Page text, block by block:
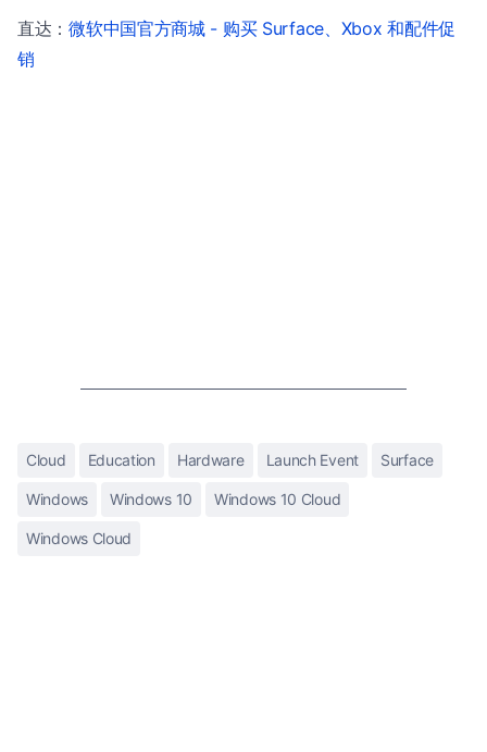
直达：微软中国官方商城 - 购买 Surface、Xbox 和配件促
销
Cloud Education Hardware Launch Event Surface
Windows Windows 10 Windows 10 Cloud
Windows Cloud